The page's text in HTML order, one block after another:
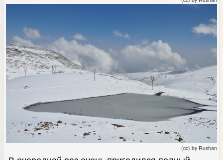
(cc) by Rushan